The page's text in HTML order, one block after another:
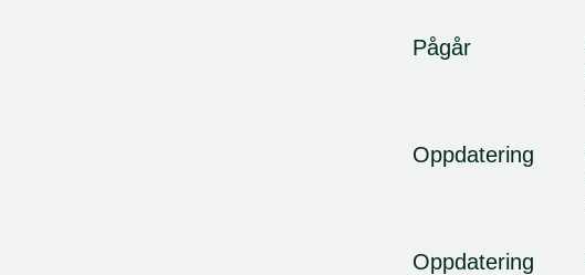
Pågår
Oppdatering
Oppdatering